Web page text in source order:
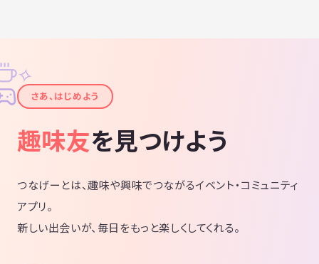
✦
✧
さあ、はじめよう
趣味友を見つけよう
つなげーとは、趣味や興味でつながるイベント・コミュニティ
アプリ。
新しい出会いが、毎日をもっと楽しくしてくれる。